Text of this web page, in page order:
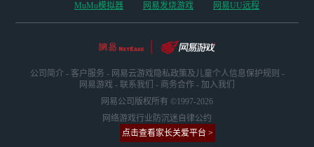
MuMu模拟器 网易发烧游戏 网易UU远程
公司简介 - 客户服务 - 网易云游戏隐私政策及儿童个人信息保护规则 -
网易游戏 - 联系我们 - 商务合作 - 加入我们
网易公司版权所有 ©1997-2026
网络游戏行业防沉迷自律公约
点击查看家长关爱平台 >